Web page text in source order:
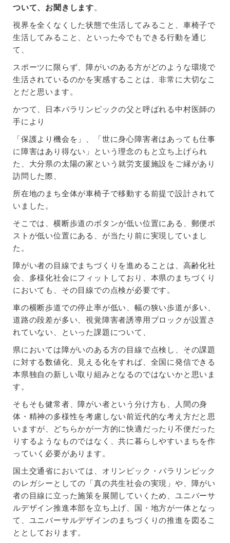
ついて、お聞きします。
視界を全くなくした状態で生活してみること、車椅子で
生活してみること、といった今でもできる行動を通じ
て、
スポーツに限らず、障がいのある方がどのような環境で
生活されているのかを実感することは、非常に大切なこ
とだと思います。
かつて、日本パラリンピックの父と呼ばれる中村医師の
手により
「保護より機会を」、「世に身心障害者はあっても仕事
に障害はあり得ない」という理念のもと立ち上げられ
た、大分県の太陽の家という就労支援施設をご縁があり
訪問した際、
所在地のまち全体が車椅子で移動する前提で設計されて
いました。
そこでは、横断歩道のボタンが低い位置にある、郵便ポ
ストが低い位置にある、が当たり前に実現していまし
た。
障がい者の目線でまちづくりを進めることは、高齢化社
会、多様化社会にフィットしており、本県のまちづくり
においても、その目線での点検が必要です。
車の横断歩道での停止率が低い、幅の狭い歩道が多い、
道路の段差が多い、視覚障害者誘導用ブロックが設置さ
れていない、といった課題について、
県においては障がいのある方の目線で点検し、その課題
に対する数値化、見える化をすれば、全国に発信できる
本県独自の新しい取り組みとなるのではないかと思いま
す。
そもそも健常者、障がい者という分け方も、人間の身
体・精神の多様性を考慮しない前近代的な考え方だと思
いますが、どちらかが一方的に快適だったり不便だった
りするようなものではなく、共に暮らしやすいまちを作
っていく必要があります。
国土交通省においては、オリンピック・パラリンピック
のレガシーとしての「真の共生社会の実現」や、障がい
者の目線に立った施策を展開していくため、ユニバーサ
ルデザイン推進本部を立ち上げ、国・地方が一体となっ
て、ユニバーサルデザインのまちづくりの推進を図るこ
ととしております。